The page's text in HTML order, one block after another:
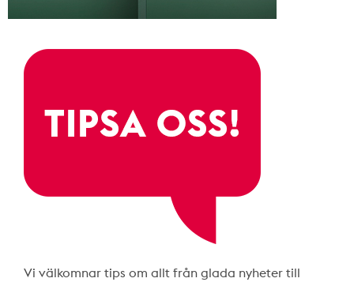
Vi välkomnar tips om allt från glada nyheter till